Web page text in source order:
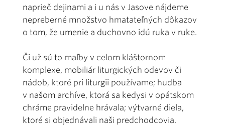
naprieč dejinami a i u nás v Jasove nájdeme
nepreberné množstvo hmatateľných dôkazov
o tom, že umenie a duchovno idú ruka v ruke.
Či už sú to maľby v celom kláštornom
komplexe, mobiliár liturgických odevov či
nádob, ktoré pri liturgii používame; hudba
v našom archíve, ktorá sa kedysi v opátskom
chráme pravidelne hrávala; výtvarné diela,
ktoré si objednávali naši predchodcovia.